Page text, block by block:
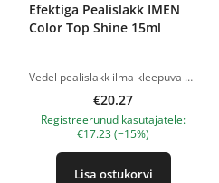
Efektiga Pealislakk IMEN
Color Top Shine 15ml
Vedel pealislakk ilma kleepuva kihita, šimmeriga. Poolläbipaistev kate. Polümerisatsioon - mitte vähem kui 30 sek. 48W lambis. Ei lähe kollaseks kuni 3 nädalat kandes. Rakendus: Kandke värvilise geellaki peale. Täieliku polümerisatsiooni aeg on 2 minutit LED/UV 48 W lambis. Tootepildid on illustratiivsed. Küsimuste korral ootame alati Sinu meili nanatallinn@gmail.com
€20.27
Registreerunud kasutajatele:
€17.23 (−15%)
Lisa ostukorvi